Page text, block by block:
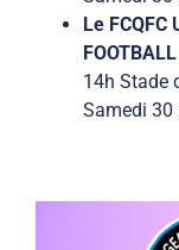
Le FCQFC
14h Stade
Samedi 30